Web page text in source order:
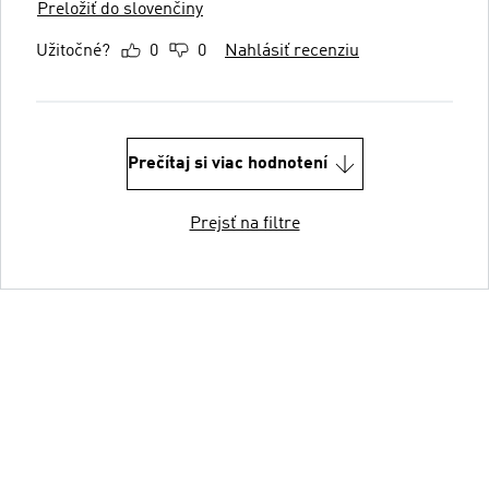
Preložiť do slovenčiny
Užitočné? 0 0 Nahlásiť recenziu
Prečítaj si viac hodnotení
Prejsť na filtre